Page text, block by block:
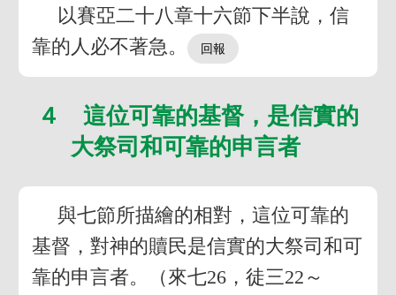
以賽亞二十八章十六節下半說，信
靠的人必不著急。
４ 這位可靠的基督，是信實的
大祭司和可靠的申言者
與七節所描繪的相對，這位可靠的
基督，對神的贖民是信實的大祭司和可
靠的申言者。（來七26，徒三22～